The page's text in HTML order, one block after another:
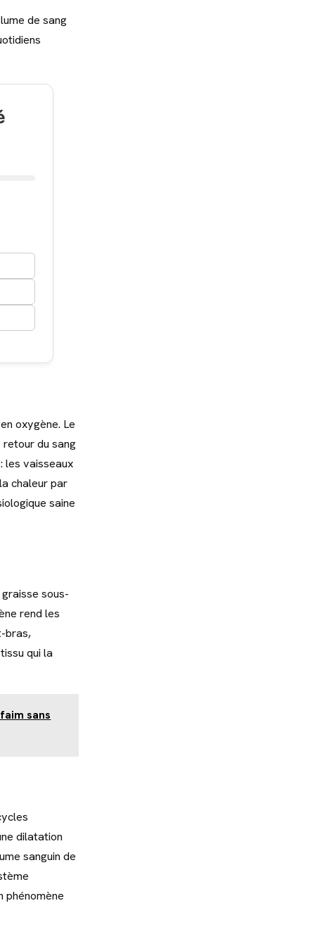
de sang
oxygène. Le
du sang
les vaisseaux
chaleur par
saine
sous-
rend les
bras,
qui la
sans
dilatation
sanguin de
phénomène